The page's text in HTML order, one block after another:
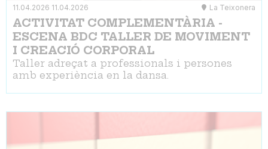
11.04.2026 11.04.2026 La Teixonera
ACTIVITAT COMPLEMENTÀRIA -
ESCENA BDC TALLER DE MOVIMENT
I CREACIÓ CORPORAL
Taller adreçat a professionals i persones
amb experiència en la dansa.